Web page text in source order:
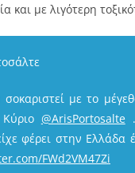
και με λιγότερη
με το
@ArisPortosalte.
φέρει στην Ελλάδα
FWd2VM47Zi